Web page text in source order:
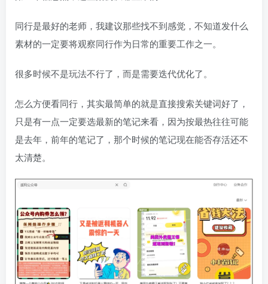
同行是最好的老师，我建议那些找不到感觉，不知道发什么
素材的一定要将观察同行作为日常的重要工作之一。
很多时候不是玩法不行了，而是需要迭代优化了。
怎么方便看同行，其实最简单的就是直接搜索关键词好了，
只是有一点一定要选最新的笔记来看，因为按最热往往可能
是去年，前年的笔记了，那个时候的笔记现在能否存活还不
太清楚。